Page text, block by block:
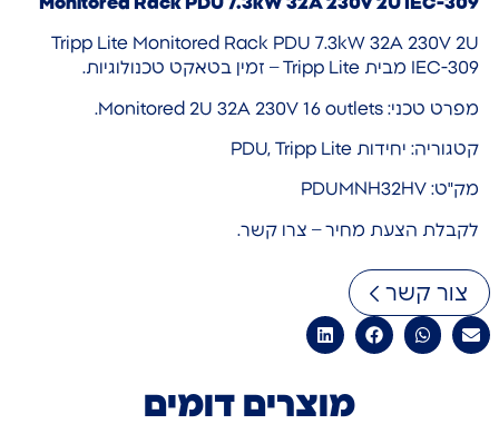
Tripp Lite Monitored Rack PDU 7.3kW 32A 230V 2U
IEC-309 מבית Tripp Lite – זמין בטאקט טכנולוגיות.
מפרט טכני: Monitored 2U 32A 230V 16 outlets.
קטגוריה: יחידות PDU, Tripp Lite
מק"ט: PDUMNH32HV
לקבלת הצעת מחיר – צרו קשר.
צור קשר
מוצרים דומים